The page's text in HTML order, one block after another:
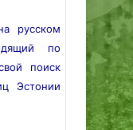
русском
по
поиск
Эстонии